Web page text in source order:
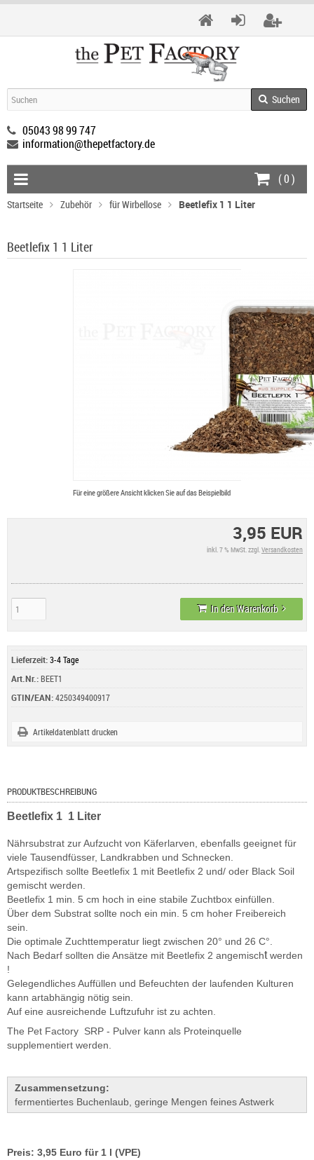
Suchen
05043 98 99 747
information@thepetfactory.de
(0)
Startseite Zubehör für Wirbellose Beetlefix 1 1 Liter
Beetlefix 1 1 Liter
Für eine größere Ansicht klicken Sie auf das Beispielbild
3,95 EUR
inkl. 7 % MwSt. zzgl.Versandkosten
In den Warenkorb
Lieferzeit:3-4 Tage
Art.Nr.:BEET1
GTIN/EAN:4250349400917
Artikeldatenblatt drucken
PRODUKTBESCHREIBUNG
Beetlefix 1 1 Liter
Nährsubstrat zur Aufzucht von Käferlarven, ebenfalls geeignet für
viele Tausendfüsser, Landkrabben und Schnecken.
Artspezifisch sollte Beetlefix 1 mit Beetlefix 2 und/ oder Black Soil
gemischt werden.
Beetlefix 1 min. 5 cm hoch in eine stabile Zuchtbox einfüllen.
Über dem Substrat sollte noch ein min. 5 cm hoher Freibereich
sein.
Die optimale Zuchttemperatur liegt zwischen 20° und 26 C°.
Nach Bedarf sollten die Ansätze mit Beetlefix 2 angemischtwerden
!
Gelegendliches Auffüllen und Befeuchten der laufenden Kulturen
kann artabhängig nötig sein.
Auf eine ausreichende Luftzufuhr ist zu achten.
The Pet Factory SRP - Pulver kann als Proteinquelle
supplementiert werden.
Zusammensetzung:
fermentiertes Buchenlaub, geringe Mengen feines Astwerk
Preis: 3,95 Euro für 1 l (VPE)